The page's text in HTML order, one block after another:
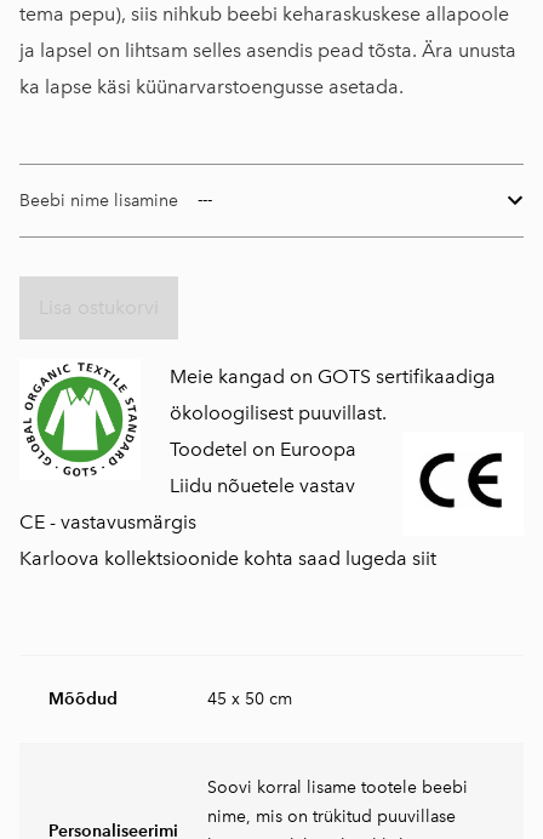
Mõõdud 45 x 50 cm
Personaliseerimi
Soovi korral lisame tootele beebi
nime, mis on trükitud puuvillase
tema pepu), siis nihkub beebi keharaskuskese allapoole
ja lapsel on lihtsam selles asendis pead tõsta. Ära unusta
ka lapse käsi küünarvarstoengusse asetada.
Beebi nime lisamine
Meie kangad on GOTS sertifikaadiga
ökoloogilisest puuvillast.
Toodetel on Euroopa
Liidu nõuetele vastav
CE - vastavusmärgis
Karloova kollektsioonide kohta saad lugeda siit